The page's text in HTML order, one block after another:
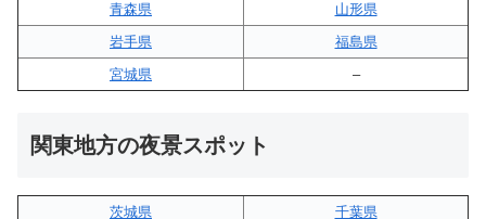
青森県
山形県
岩手県
福島県
宮城県
–
関東地方の夜景スポット
茨城県
千葉県